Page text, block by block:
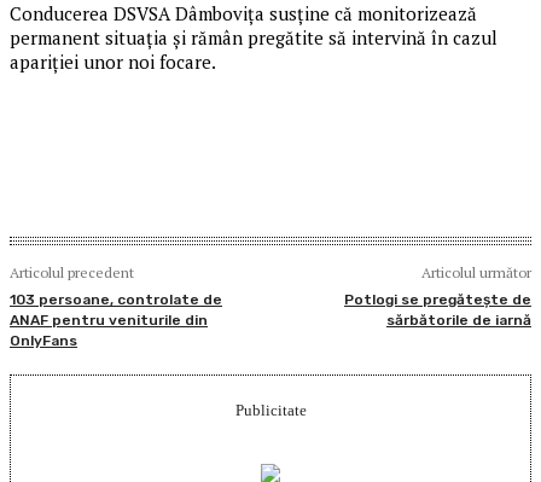
Conducerea DSVSA Dâmbovița susține că monitorizează
permanent situația și rămân pregătite să intervină în cazul
apariției unor noi focare.
Articolul precedent
103 persoane, controlate de
ANAF pentru veniturile din
OnlyFans
Articolul următor
Potlogi se pregătește de
sărbătorile de iarnă
Publicitate